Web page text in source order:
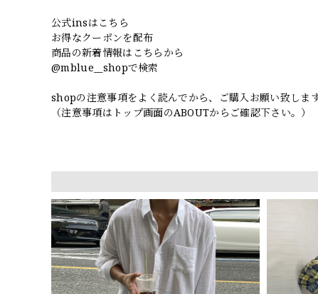
公式insはこちら
お得なクーポンを配布
商品の新着情報はこちらから
@mblue__shopで検索
shopの注意事項をよく読んでから、ご購入お願い致します
（注意事項はトップ画面のABOUTからご確認下さい。）